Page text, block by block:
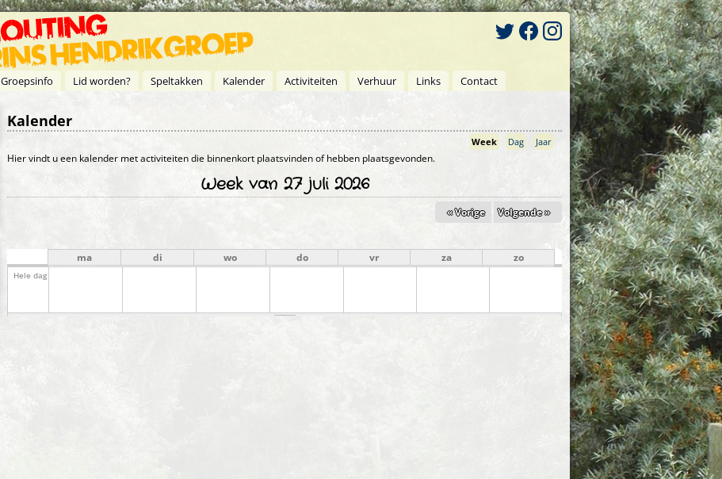
Groepsinfo Lid worden? Speltakken Kalender Activiteiten Verhuur Links Contact
Kalender
Primaire tabs
Week(actieve tabblad)
Dag Jaar
Hier vindt u een kalender met activiteiten die binnenkort plaatsvinden of hebben plaatsgevonden.
Week van 27 juli 2026
« Vorige Volgende »
ma di wo do vr za zo
Hele dag